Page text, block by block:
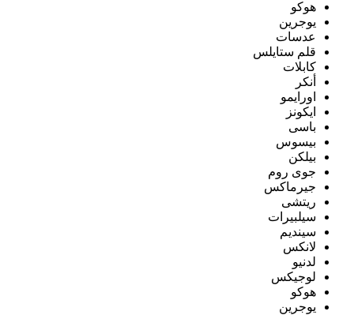
هوكو
يوجرين
عدسات
قلم ستايلس
كابلات
أنكر
اورايمو
ايكونز
باسى
بيسوس
بيلكن
جوى روم
جيرماكس
ريتشى
سيلبيرات
سينديم
لانكس
لدنيو
لوجيكس
هوكو
يوجرين